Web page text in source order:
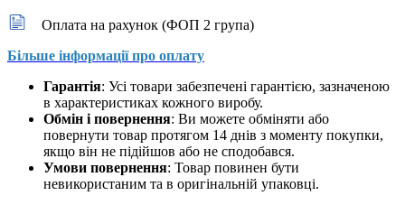
Оплата на рахунок (ФОП 2 група)
Більше інформації про оплату
Гарантія: Усі товари забезпечені гарантією, зазначеною
в характеристиках кожного виробу.
Обмін і повернення: Ви можете обміняти або
повернути товар протягом 14 днів з моменту покупки,
якщо він не підійшов або не сподобався.
Умови повернення: Товар повинен бути
невикористаним та в оригінальній упаковці.